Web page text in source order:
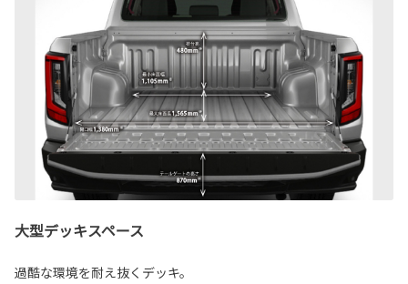
大型デッキスペース
過酷な環境を耐え抜くデッキ。